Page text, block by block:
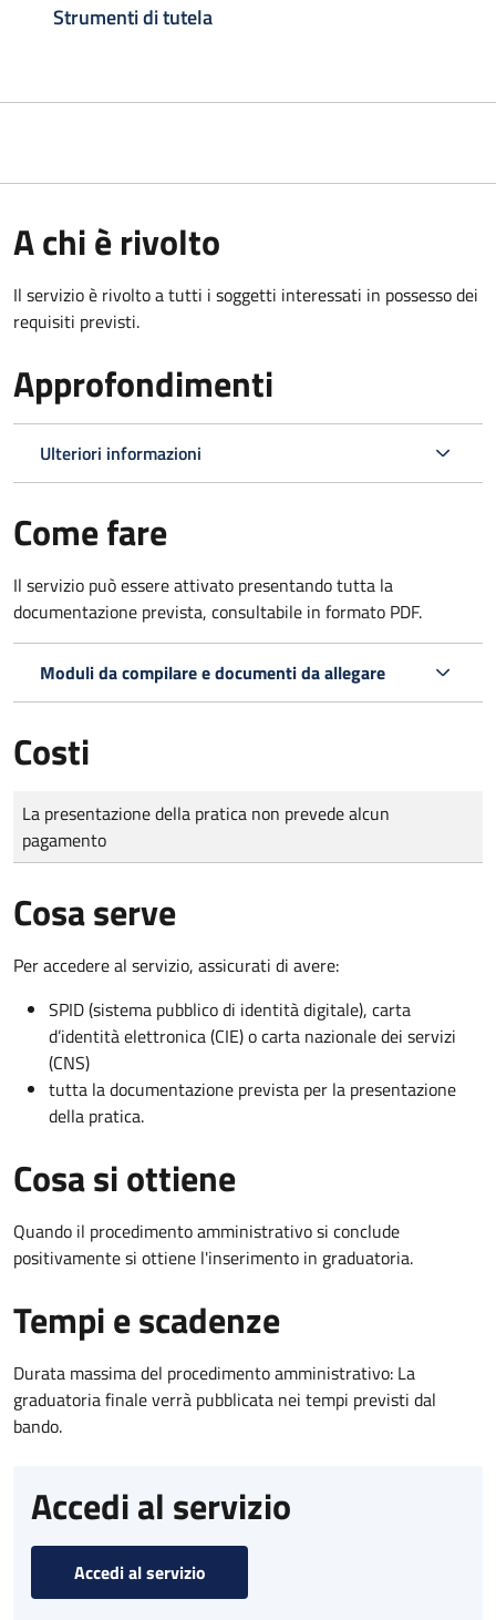
Strumenti di tutela
A chi è rivolto
Il servizio è rivolto a tutti i soggetti interessati in possesso dei
requisiti previsti.
Approfondimenti
Ulteriori informazioni
Come fare
Il servizio può essere attivato presentando tutta la
documentazione prevista, consultabile in formato PDF.
Moduli da compilare e documenti da allegare
Costi
Tipo di pagamento
Importo
La presentazione della pratica non prevede alcun
pagamento
Cosa serve
Per accedere al servizio, assicurati di avere:
SPID (sistema pubblico di identità digitale), carta
d’identità elettronica (CIE) o carta nazionale dei servizi
(CNS)
tutta la documentazione prevista per la presentazione
della pratica.
Cosa si ottiene
Quando il procedimento amministrativo si conclude
positivamente si ottiene l'inserimento in graduatoria.
Tempi e scadenze
Durata massima del procedimento amministrativo: La
graduatoria finale verrà pubblicata nei tempi previsti dal
bando.
Accedi al servizio
Accedi al servizio